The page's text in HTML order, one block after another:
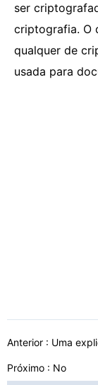
ser
criptografia. O
qualquer de
usada para
Anterior : Uma
Próximo : No